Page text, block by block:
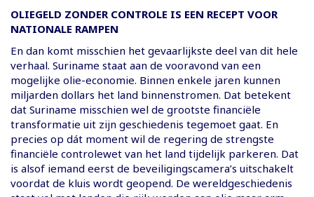
OLIEGELD ZONDER CONTROLE IS EEN RECEPT VOOR
NATIONALE RAMPEN
En dan komt misschien het gevaarlijkste deel van dit hele
verhaal. Suriname staat aan de vooravond van een
mogelijke olie-economie. Binnen enkele jaren kunnen
miljarden dollars het land binnenstromen. Dat betekent
dat Suriname misschien wel de grootste financiële
transformatie uit zijn geschiedenis tegemoet gaat. En
precies op dát moment wil de regering de strengste
financiële controlewet van het land tijdelijk parkeren. Dat
is alsof iemand eerst de beveiligingscamera’s uitschakelt
voordat de kluis wordt geopend. De wereldgeschiedenis